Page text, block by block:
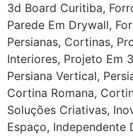
3d Board Curitiba,
Parede Em Drywall,
Persianas, Cortinas,
Interiores, Projeto Em
Persiana Vertical,
Cortina Romana,
Soluções Criativas,
Espaço, Independente